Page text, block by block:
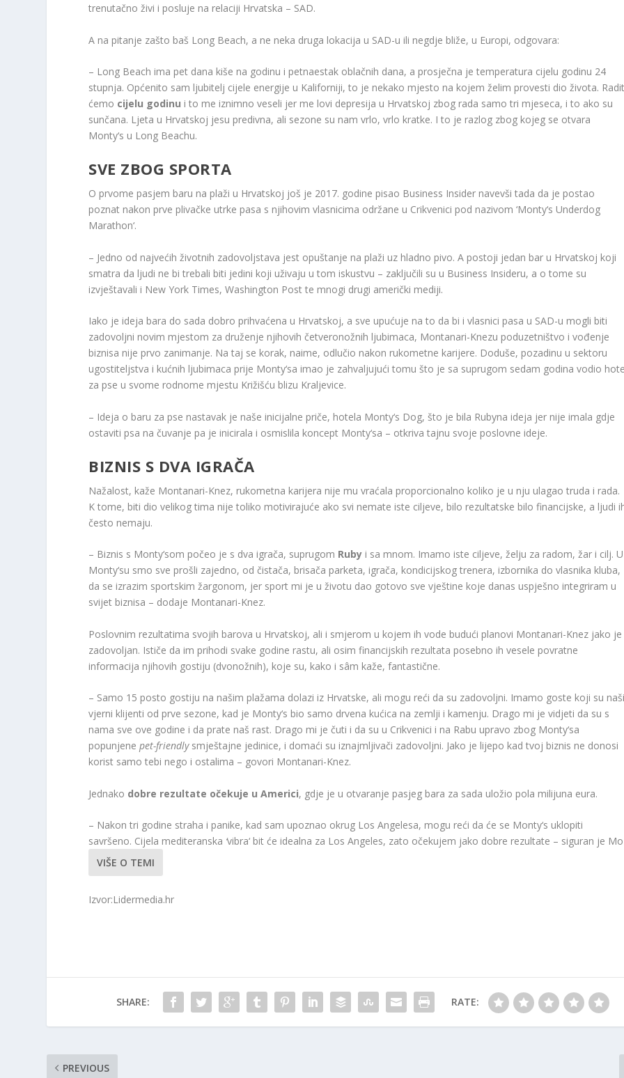
trenutačno živi i posluje na relaciji Hrvatska – SAD.
A na pitanje zašto baš Long Beach, a ne neka druga lokacija u SAD-u ili negdje bliže, u Europi, odgovara:
– Long Beach ima pet dana kiše na godinu i petnaestak oblačnih dana, a prosječna je temperatura cijelu godinu 24
stupnja. Općenito sam ljubitelj cijele energije u Kaliforniji, to je nekako mjesto na kojem želim provesti dio života.
ćemo cijelu godinu i to me iznimno veseli jer me lovi depresija u Hrvatskoj zbog rada samo tri mjeseca, i to ako su
sunčana. Ljeta u Hrvatskoj jesu predivna, ali sezone su nam vrlo, vrlo kratke. I to je razlog zbog kojeg se otvara
Monty‘s u Long Beachu.
SVE ZBOG SPORTA
O prvome pasjem baru na plaži u Hrvatskoj još je 2017. godine pisao Business Insider navevši tada da je postao
poznat nakon prve plivačke utrke pasa s njihovim vlasnicima održane u Crikvenici pod nazivom ‘Monty‘s Underdog
Marathon‘.
– Jedno od najvećih životnih zadovoljstava jest opuštanje na plaži uz hladno pivo. A postoji jedan bar u Hrvatskoj koji
smatra da ljudi ne bi trebali biti jedini koji uživaju u tom iskustvu – zaključili su u Business Insideru, a o tome su
izvještavali i New York Times, Washington Post te mnogi drugi američki mediji.
Iako je ideja bara do sada dobro prihvaćena u Hrvatskoj, a sve upućuje na to da bi i vlasnici pasa u SAD-u mogli biti
zadovoljni novim mjestom za druženje njihovih četveronožnih ljubimaca, Montanari-Knezu poduzetništvo i vođenje
biznisa nije prvo zanimanje. Na taj se korak, naime, odlučio nakon rukometne karijere. Doduše, pozadinu u sektoru
ugostiteljstva i kućnih ljubimaca prije Monty‘sa imao je zahvaljujući tomu što je sa suprugom sedam godina vodio
za pse u svome rodnome mjestu Križišću blizu Kraljevice.
– Ideja o baru za pse nastavak je naše inicijalne priče, hotela Monty‘s Dog, što je bila Rubyna ideja jer nije imala gdje
ostaviti psa na čuvanje pa je inicirala i osmislila koncept Monty‘sa – otkriva tajnu svoje poslovne ideje.
BIZNIS S DVA IGRAČA
Nažalost, kaže Montanari-Knez, rukometna karijera nije mu vraćala proporcionalno koliko je u nju ulagao truda i rada.
K tome, biti dio velikog tima nije toliko motivirajuće ako svi nemate iste ciljeve, bilo rezultatske bilo financijske, a ljudi
često nemaju.
– Biznis​ s Monty‘som počeo je s dva igrača, suprugom Ruby i sa mnom. Imamo iste ciljeve, želju za radom, žar i cilj. U
Monty‘su smo sve prošli zajedno, od čistača, brisača parketa, igrača, kondicijskog trenera, izbornika do vlasnika kluba,
da se izrazim sportskim žargonom, jer sport mi je u životu dao gotovo sve vještine koje danas uspješno integriram u
svijet biznisa – dodaje Montanari-Knez.
Poslovnim rezultatima svojih barova u Hrvatskoj, ali i smjerom u kojem ih vode budući planovi Montanari-Knez jako je
zadovoljan. Ističe da im prihodi svake godine rastu, ali osim financijskih rezultata posebno ih vesele povratne
informacija njihovih gostiju (dvonožnih), koje su, kako i sâm kaže, fantastične.
– Samo 15 posto gostiju na našim plažama dolazi iz Hrvatske, ali mogu reći da su zadovoljni. Imamo goste koji su
vjerni klijenti od prve sezone, kad je Monty‘s bio samo drvena kućica na zemlji i kamenju. Drago mi je vidjeti da su s
nama sve ove godine i da prate naš rast. Drago mi je čuti i da su u Crikvenici i na Rabu upravo zbog Monty‘sa
popunjenepet-friendlysmještajne jedinice, i domaći su iznajmljivači zadovoljni. Jako je lijepo kad tvoj biznis ne donosi
korist samo tebi nego i ostalima – govori Montanari-Knez.
Jednako dobre rezultate očekuje u Americi, gdje je u otvaranje pasjeg bara za sada uložio pola milijuna eura.
– Nakon tri godine straha i panike, kad sam upoznao okrug Los Angelesa, mogu reći da će se Monty‘s uklopiti
savršeno. Cijela mediteranska ‘vibra‘ bit će idealna za Los Angeles, zato očekujem jako dobre rezultate – siguran je Mo
VIŠE O TEMI
Izvor:Lidermedia.hr
SHARE: RATE:
PREVIOUS